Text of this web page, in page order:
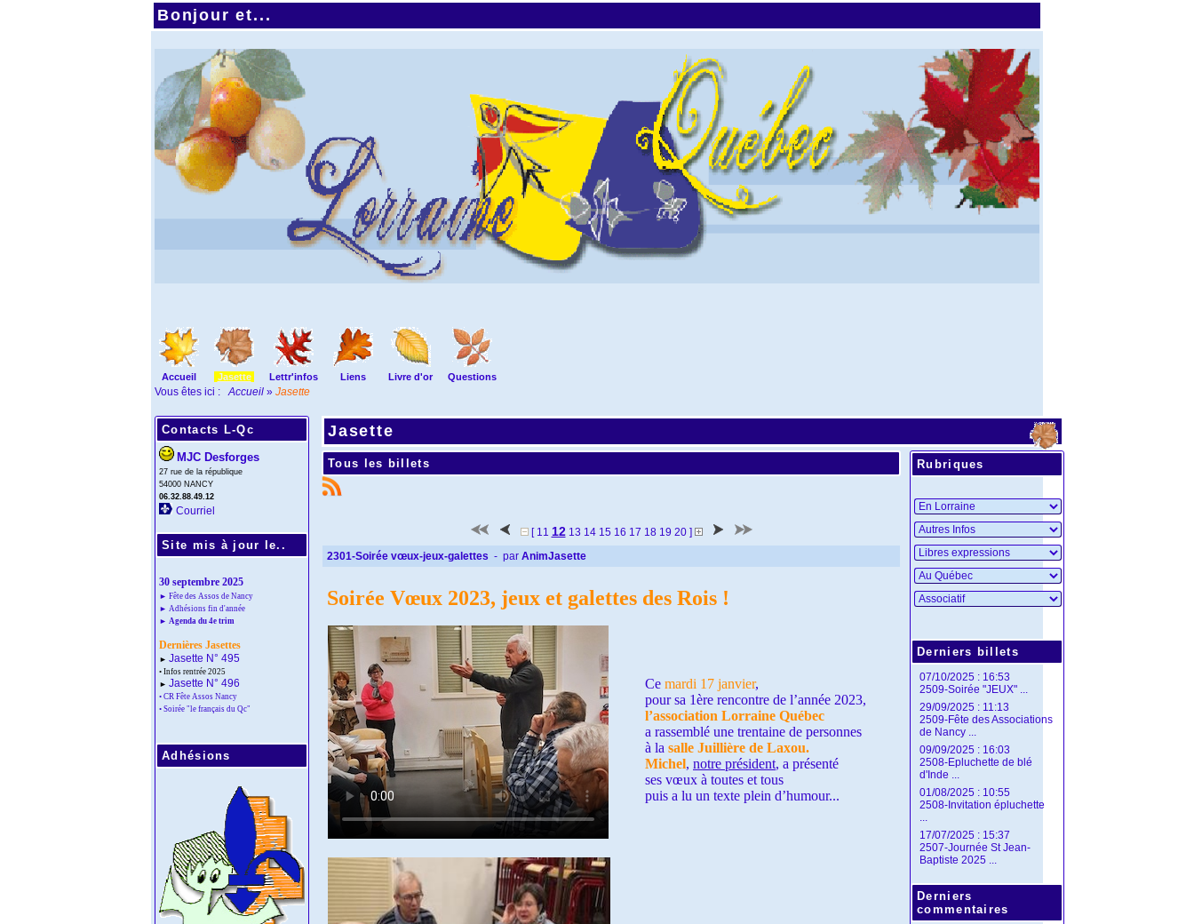
Bonjour et...
Accueil Jasette Lettr'infos Liens Livre d'or Questions
Vous êtes ici : Accueil » Jasette
Contacts L-Qc
MJC Desforges
27 rue de la république
54000 NANCY
06.32.88.49.12
Courriel
Site mis à jour le..
30 septembre 2025
► Fête des Assos de Nancy
► Adhésions fin d'année
► Agenda du 4e trim
Dernières Jasettes
► Jasette N° 495
• Infos rentrée 2025
► Jasette N° 496
• CR Fête Assos Nancy
• Soirée "le français du Qc"
Adhésions
Jasette
Tous les billets
[ 11 12 13 14 15 16 17 18 19 20]
2301-Soirée vœux-jeux-galettes - par AnimJasette
Soirée Vœux 2023, jeux et galettes des Rois !
Ce mardi 17 janvier,
pour sa 1ère rencontre de l’année 2023,
l’association Lorraine Québec
a rassemblé une trentaine de personnes
à la salle Juillière de Laxou.
Michel, notre président, a présenté
ses vœux à toutes et tous
puis a lu un texte plein d’humour...
Rubriques
Derniers billets
07/10/2025 : 16:53
2509-Soirée "JEUX" ...
29/09/2025 : 11:13
2509-Fête des Associations
de Nancy ...
09/09/2025 : 16:03
2508-Epluchette de blé
d'Inde ...
01/08/2025 : 10:55
2508-Invitation épluchette
...
17/07/2025 : 15:37
2507-Journée St Jean-
Baptiste 2025 ...
Derniers
commentaires